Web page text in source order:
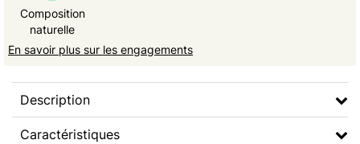
Composition
naturelle
En savoir plus sur les engagements
Description
Caractéristiques